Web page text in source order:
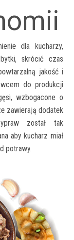
dla kucharzy,
skrócić czas
jakość i
do produkcji
wzbogacone o
zawierają dodatek
został tak
aby kucharz miał
potrawy.